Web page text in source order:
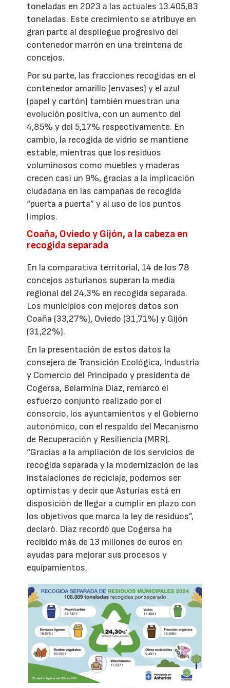
toneladas en 2023 a las actuales 13.405,83
toneladas. Este crecimiento se atribuye en
gran parte al despliegue progresivo del
contenedor marrón en una treintena de
concejos.
Por su parte, las fracciones recogidas en el
contenedor amarillo (envases) y el azul
(papel y cartón) también muestran una
evolución positiva, con un aumento del
4,85% y del 5,17% respectivamente. En
cambio, la recogida de vidrio se mantiene
estable, mientras que los residuos
voluminosos como muebles y maderas
crecen casi un 9%, gracias a la implicación
ciudadana en las campañas de recogida
“puerta a puerta” y al uso de los puntos
limpios.
Coaña, Oviedo y Gijón, a la cabeza en
recogida separada
En la comparativa territorial, 14 de los 78
concejos asturianos superan la media
regional del 24,3% en recogida separada.
Los municipios con mejores datos son
Coaña (33,27%), Oviedo (31,71%) y Gijón
(31,22%).
En la presentación de estos datos la
consejera de Transición Ecológica, Industria
y Comercio del Principado y presidenta de
Cogersa, Belarmina Díaz, remarcó el
esfuerzo conjunto realizado por el
consorcio, los ayuntamientos y el Gobierno
autonómico, con el respaldo del Mecanismo
de Recuperación y Resiliencia (MRR).
“Gracias a la ampliación de los servicios de
recogida separada y la modernización de las
instalaciones de reciclaje, podemos ser
optimistas y decir que Asturias está en
disposición de llegar a cumplir en plazo con
los objetivos que marca la ley de residuos”,
declaró. Díaz recordó que Cogersa ha
recibido más de 13 millones de euros en
ayudas para mejorar sus procesos y
equipamientos.